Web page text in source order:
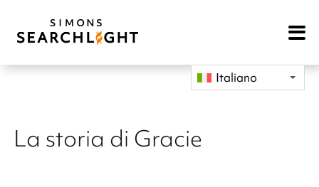
Open
Italiano
La storia di Gracie